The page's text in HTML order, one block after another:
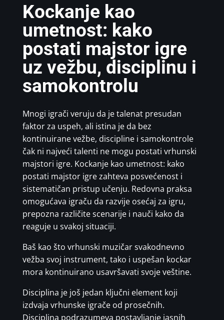
Kockanje kao
umetnost: kako
postati majstor igre
uz vežbu, disciplinu i
samokontrolu
Mnogi igrači veruju da je talenat presudan
faktor za uspeh, ali istina je da bez
kontinuirane vežbe, discipline i samokontrole
čak ni najveći talenti ne mogu postati vrhunski
majstori igre. Kockanje kao umetnost: kako
postati majstor igre zahteva posvećenost i
sistematičan pristup učenju. Redovna praksa
omogućava igraču da razvije osećaj za igru,
prepozna različite scenarije i nauči kako da
reaguje u svakoj situaciji.
Baš kao što vrhunski muzičar svakodnevno
vežba svoj instrument, tako i uspešan kockar
mora kontinuirano usavršavati svoje veštine.
Disciplina je još jedan ključni element koji
izdvaja vrhunske igrače od prosečnih.
Disciplina podrazumeva postavljanje jasnih